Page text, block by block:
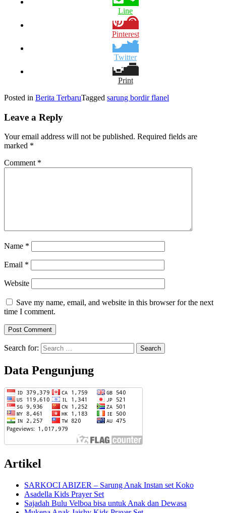
Line
Pinterest
Twitter
Print
Posted in Berita TerbaruTagged sarung bordir flanel
Leave a Reply
Your email address will not be published. Required fields are
marked *
Comment *
Name *
Email *
Website
Save my name, email, and website in this browser for the next
time I comment.
Search for:
Data Pengunjung
Artikel
SARKOCI ABIZER – Sarung Anak Instan set Koko
Asadella Kids Prayer Set
Sajadah Bulu Velboa bisa untuk Anak dan Dewasa